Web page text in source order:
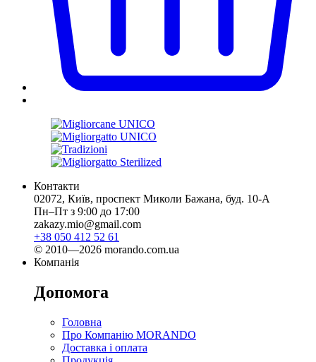
Контакти
02072, Київ, проспект Миколи Бажана, буд. 10-А
Пн–Пт з 9:00 до 17:00
zakazy.mio@gmail.com
+38 050 412 52 61
© 2010—2026 morando.com.ua
Компанія
Допомога
Головна
Про Компанію MORANDO
Доставка і оплата